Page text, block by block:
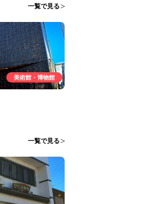
一覧で見る
美術館・博物館
一覧で見る